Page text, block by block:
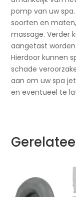
pomp van uw
soorten en
massage. Verder
aangetast
Hierdoor kunnen
schade
aan om uw spa
en eventueel te